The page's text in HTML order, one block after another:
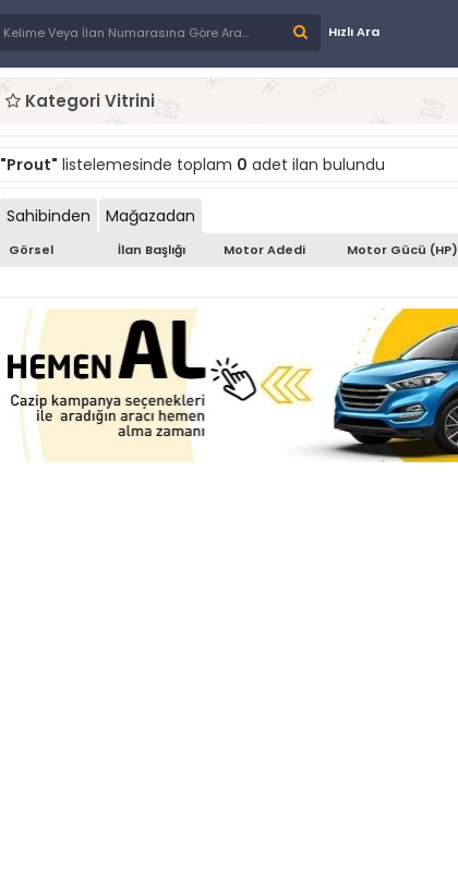
Hızlı Ara
Kategori Vitrini
"Prout" listelemesinde toplam 0 adet ilan bulundu
Sahibinden Mağazadan
Görsel İlan Başlığı Motor Adedi Motor Gücü (HP)